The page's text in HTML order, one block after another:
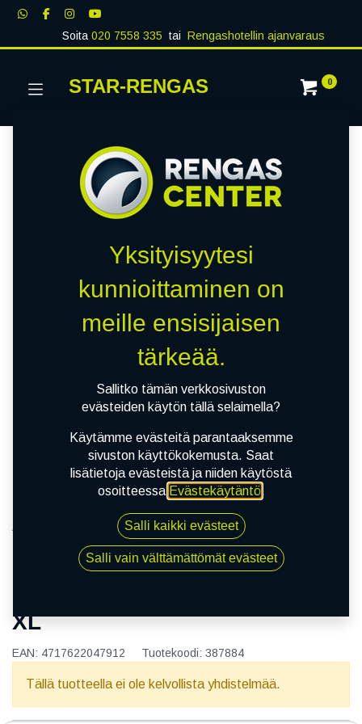
Soita020 7558 335 tai Rengashotellin ajanvaraus
STAR-RENGAS 0
155/65R14 75T NANKANG 607 XL
XL
EAN: 4717622047912 Tuotekoodi: 387884
Tällä tuotteella ei ole kelvollista yhdistelmää.
Yksityisyytesi
kunnioittaminen on
meille ensisijaisen
tärkeää.
Sallitko tämän verkkosivuston
evästeiden käytön tällä selaimella?
Käytämme evästeitä parantaaksemme
sivuston käyttökokemusta. Saat
lisätietoja evästeistä ja niiden käytöstä
osoitteessa Evästekäytäntö.
Salli kaikki evästeet
Salli vain välttämättömät evästeet